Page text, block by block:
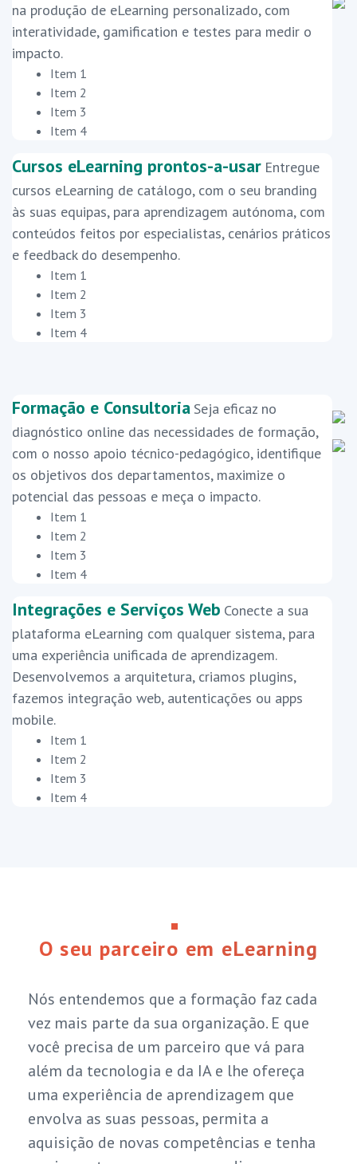
na produção de eLearning personalizado, com
interatividade, gamification e testes para medir o
impacto.
Item 1
Item 2
Item 3
Item 4
Cursos eLearning prontos-a-usar Entregue
cursos eLearning de catálogo, com o seu branding
às suas equipas, para aprendizagem autónoma, com
conteúdos feitos por especialistas, cenários práticos
e feedback do desempenho.
Item 1
Item 2
Item 3
Item 4
Formação e Consultoria Seja eficaz no
diagnóstico online das necessidades de formação,
com o nosso apoio técnico-pedagógico, identifique
os objetivos dos departamentos, maximize o
potencial das pessoas e meça o impacto.
Item 1
Item 2
Item 3
Item 4
Integrações e Serviços Web Conecte a sua
plataforma eLearning com qualquer sistema, para
uma experiência unificada de aprendizagem.
Desenvolvemos a arquitetura, criamos plugins,
fazemos integração web, autenticações ou apps
mobile.
Item 1
Item 2
Item 3
Item 4
O seu parceiro em eLearning
Nós entendemos que a formação faz cada
vez mais parte da sua organização. E que
você precisa de um parceiro que vá para
além da tecnologia e da IA e lhe ofereça
uma experiência de aprendizagem que
envolva as suas pessoas, permita a
aquisição de novas competências e tenha